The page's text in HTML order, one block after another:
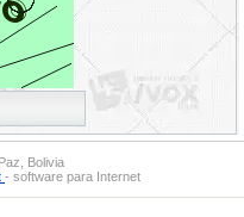
Bolivia
- software para Internet